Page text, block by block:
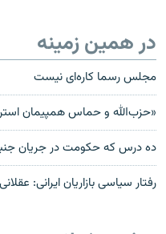
در همین زمینه
مجلس رسما کاره‌ای نيست
«حزب‌الله و حماس همپيمان
ده درس‌ که حکومت در جريان
رفتار سياسی بازاريان ايرانی: